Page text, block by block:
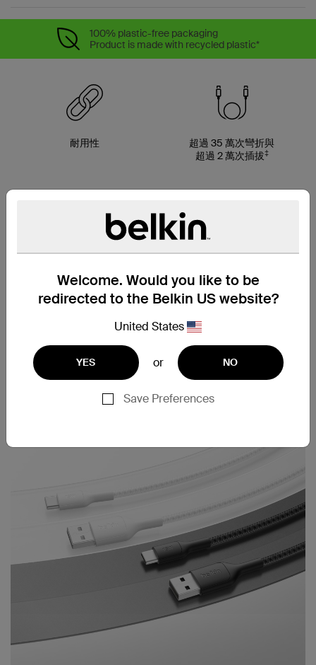
Welcome. Would you like to be
redirected to the Belkin US website?
United States
YES or NO
Save Preferences
100% plastic-free packaging
Product is made with recycled plastic*
耐用性
超過 35 萬次彎折與
超過 2 萬次插拔‡